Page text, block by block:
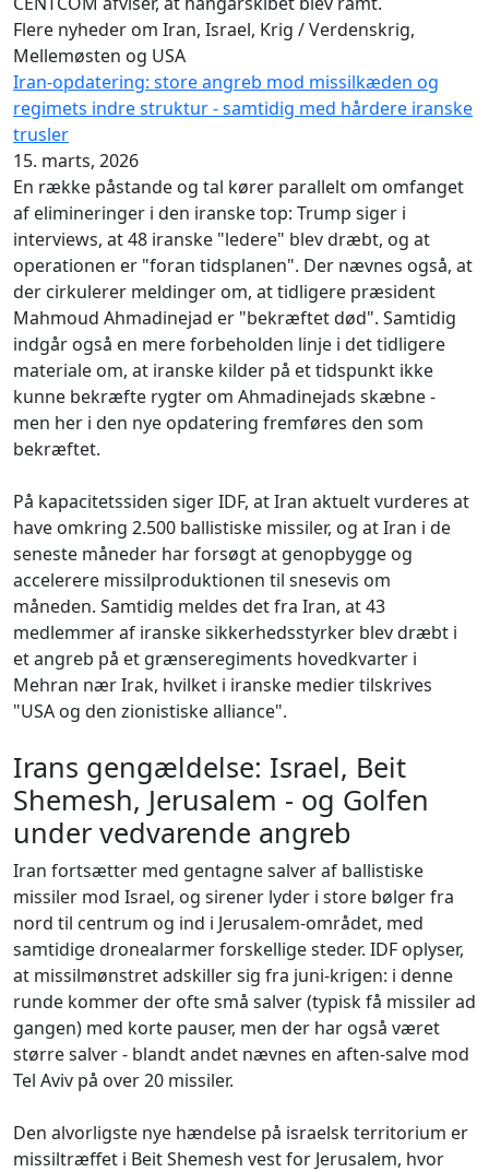
Flere nyheder om Iran, Israel, Krig / Verdenskrig,
Mellemøsten og USA
Iran-opdatering: store angreb mod missilkæden og
regimets indre struktur - samtidig med hårdere iranske
trusler
15. marts, 2026
En række påstande og tal kører parallelt om omfanget
af elimineringer i den iranske top: Trump siger i
interviews, at 48 iranske "ledere" blev dræbt, og at
operationen er "foran tidsplanen". Der nævnes også, at
der cirkulerer meldinger om, at tidligere præsident
Mahmoud Ahmadinejad er "bekræftet død". Samtidig
indgår også en mere forbeholden linje i det tidligere
materiale om, at iranske kilder på et tidspunkt ikke
kunne bekræfte rygter om Ahmadinejads skæbne -
men her i den nye opdatering fremføres den som
bekræftet.
På kapacitetssiden siger IDF, at Iran aktuelt vurderes at
have omkring 2.500 ballistiske missiler, og at Iran i de
seneste måneder har forsøgt at genopbygge og
accelerere missilproduktionen til snesevis om
måneden. Samtidig meldes det fra Iran, at 43
medlemmer af iranske sikkerhedsstyrker blev dræbt i
et angreb på et grænseregiments hovedkvarter i
Mehran nær Irak, hvilket i iranske medier tilskrives
"USA og den zionistiske alliance".
Irans gengældelse: Israel, Beit
Shemesh, Jerusalem - og Golfen
under vedvarende angreb
Iran fortsætter med gentagne salver af ballistiske
missiler mod Israel, og sirener lyder i store bølger fra
nord til centrum og ind i Jerusalem-området, med
samtidige dronealarmer forskellige steder. IDF oplyser,
at missilmønstret adskiller sig fra juni-krigen: i denne
runde kommer der ofte små salver (typisk få missiler ad
gangen) med korte pauser, men der har også været
større salver - blandt andet nævnes en aften-salve mod
Tel Aviv på over 20 missiler.
Den alvorligste nye hændelse på israelsk territorium er
missiltræffet i Beit Shemesh vest for Jerusalem, hvor